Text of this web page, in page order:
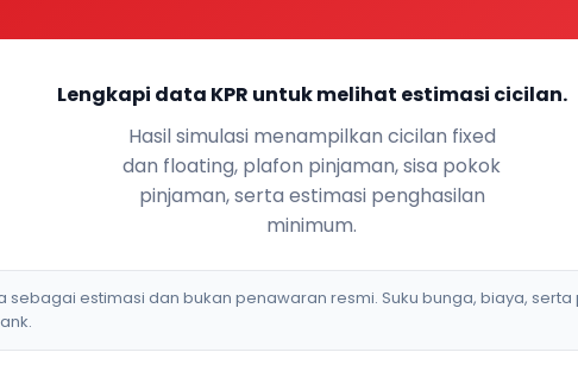
Lengkapi data KPR untuk melihat estimasi cicilan.
Hasil simulasi menampilkan cicilan fixed
dan floating, plafon pinjaman, sisa pokok
pinjaman, serta estimasi penghasilan
minimum.
sebagai estimasi dan bukan penawaran resmi. Suku bunga, biaya,